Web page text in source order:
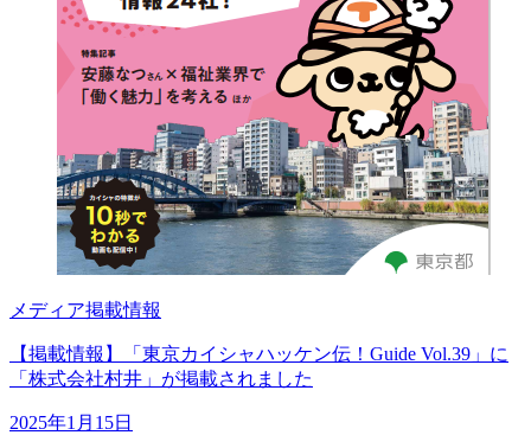
メディア掲載情報
【掲載情報】「東京カイシャハッケン伝！Guide Vol.39」に
「株式会社村井」が掲載されました
2025年1月15日